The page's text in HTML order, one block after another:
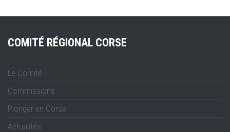
COMITÉ RÉGIONAL CORSE
Le Comité
Commissions
Plonger en Corse
Actualités